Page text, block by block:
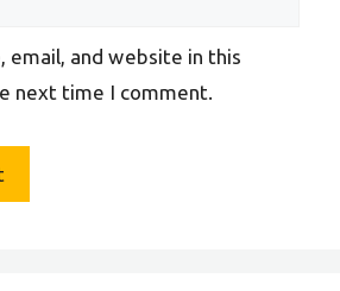
email, and website in this
next time I comment.